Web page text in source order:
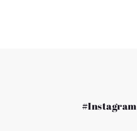
#Instagram